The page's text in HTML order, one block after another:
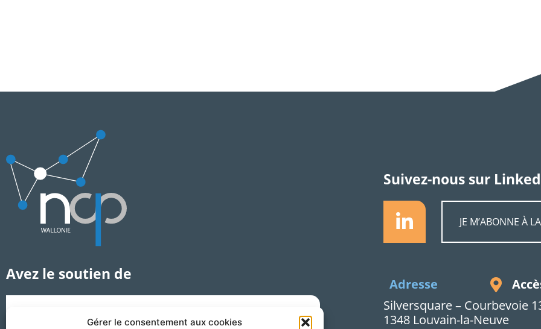
Gérer le consentement aux cookies
Avez le soutien de
Suivez-nous sur
JE M’ABONNE À
Adresse
Silversquare – Courbevoie
1348 Louvain-la-Neuve